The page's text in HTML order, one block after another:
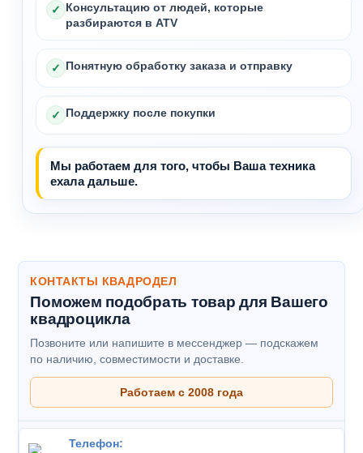
✓ Консультацию от людей, которые
разбираются в ATV
✓ Понятную обработку заказа и отправку
✓ Поддержку после покупки
Мы работаем для того, чтобы Ваша техника
ехала дальше.
КОНТАКТЫ КВАДРОДЕЛ
Поможем подобрать товар для Вашего
квадроцикла
Позвоните или напишите в мессенджер — подскажем
по наличию, совместимости и доставке.
Работаем с 2008 года
Телефон: